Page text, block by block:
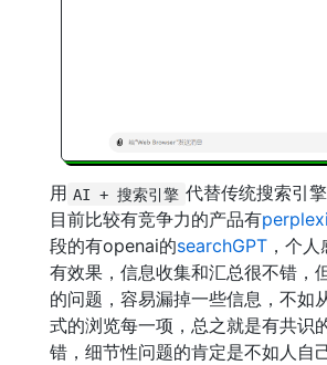
用 AI + 搜索引擎 代替传统搜索引
目前比较有竞争力的产品有
段的有openai的searchGPT，个人
有效果，信息收集和汇总很不错，
的问题，容易漏掉一些信息，不如
式的浏览每一项，总之就是有共识
错，细节性问题的肯定是不如人自